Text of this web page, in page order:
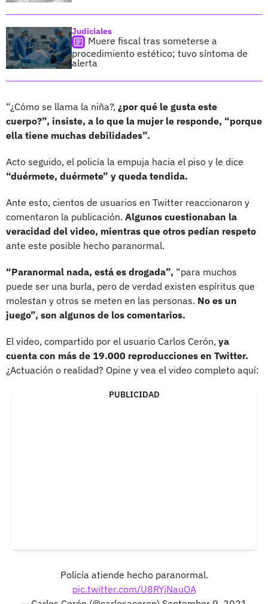
Judiciales
Muere fiscal tras someterse a
procedimiento estético; tuvo síntoma de
alerta
“¿Cómo se llama la niña?, ¿por qué le gusta este
cuerpo?”, insiste, a lo que la mujer le responde, “porque
ella tiene muchas debilidades”.
Acto seguido, el policía la empuja hacia el piso y le dice
“duérmete, duérmete” y queda tendida.
Ante esto, cientos de usuarios en Twitter reaccionaron y
comentaron la publicación. Algunos cuestionaban la
veracidad del video, mientras que otros pedían respeto
ante este posible hecho paranormal.
“Paranormal nada, está es drogada”, “para muchos
puede ser una burla, pero de verdad existen espíritus que
molestan y otros se meten en las personas. No es un
juego”, son algunos de los comentarios.
El video, compartido por el usuario Carlos Cerón, ya
cuenta con más de 19.000 reproducciones en Twitter.
¿Actuación o realidad? Opine y vea el video completo aquí:
PUBLICIDAD
Policía atiende hecho paranormal.
pic.twitter.com/U8RYjNauOA